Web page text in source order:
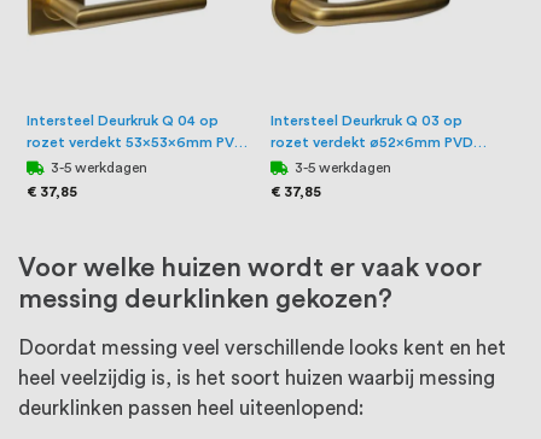
Intersteel Deurkruk Q 04 op
rozet verdekt 53x53x6mm PVD
messing mat
3-5 werkdagen
€ 37,85
Intersteel Deurkruk Q 03 op
rozet verdekt ø52x6mm PVD
messing mat
3-5 werkdagen
€ 37,85
Voor welke huizen wordt er vaak voor
messing deurklinken gekozen?
Doordat messing veel verschillende looks kent en het
heel veelzijdig is, is het soort huizen waarbij messing
deurklinken passen heel uiteenlopend: